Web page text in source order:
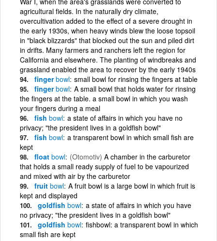
agricultural fields. In the naturally dry climate,
overcultivation added to the effect of a severe drought in
the early 1930s, when heavy winds blew the loose topsoil
in "black blizzards" that blocked out the sun and piled dirt
in drifts. Many farmers and ranchers left the region for
California and elsewhere. The planting of windbreaks and
grassland enabled the area to recover by the early 1940s
fingerbowl small bowl for rinsing the fingers at table
fingerbowl A small bowl that holds water for rinsing
the fingers at the table. a small bowl in which you wash
your fingers during a meal
fish bowl a state of affairs in which you have no
privacy; "the president lives in a goldfish bowl"
fish bowl a transparent bowl in which small fish are
kept
float bowl (Otomotiv) A chamber in the carburetor
that holds a small ready supply of fuel to be vapourized
and mixed with air by the carburetor
fruit bowl A fruit bowl is a large bowl in which fruit is
kept and displayed
goldfish bowl a state of affairs in which you have
no privacy; "the president lives in a goldfish bowl"
goldfish bowl fishbowl: a transparent bowl in which
small fish are kept